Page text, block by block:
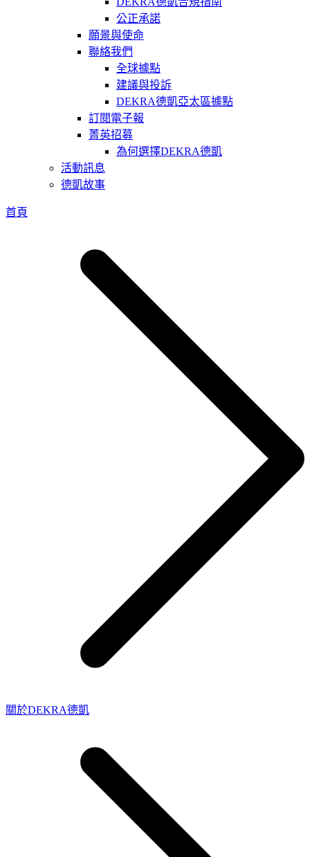
公正承諾
願景與使命
聯絡我們
全球據點
建議與投訴
DEKRA德凱亞太區據點
訂閱電子報
菁英招募
為何選擇DEKRA德凱
活動訊息
德凱故事
首頁
關於DEKRA德凱